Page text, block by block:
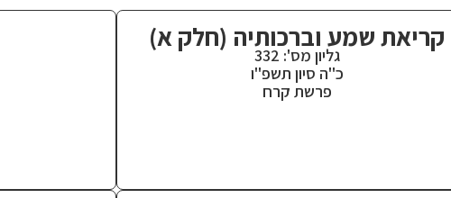
קריאת שמע וברכותיה (חלק א)
גליון מס': 332
כ"ה סיון תשפ"ו
פרשת קרח